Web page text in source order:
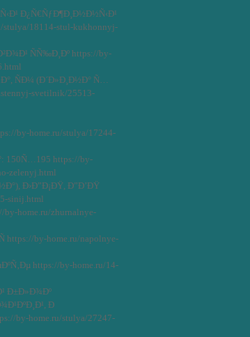
Ð¿Ñ€ÑƒÐ¶Ð¸Ð½Ð½Ñ‹Ð¹
18114-stul-kukhonnyj-
ÑÑ‰Ð¸Ðº https://by-
ÑÐ¼ (Ð´Ð»Ð¸Ð½Ð° Ñ…
svetilnik/25513-
by-home.ru/stulya/17244-
150Ñ…195 https://by-
zelenyj.html
Ð›Ð”Ð¡ÐŸ, Ð”Ð’ÐŸ
sinij.html
home.ru/zhurnalnye-
by-home.ru/napolnye-
https://by-home.ru/14-
Ð±Ð»Ð¾Ðº
Ð
by-home.ru/stulya/27247-